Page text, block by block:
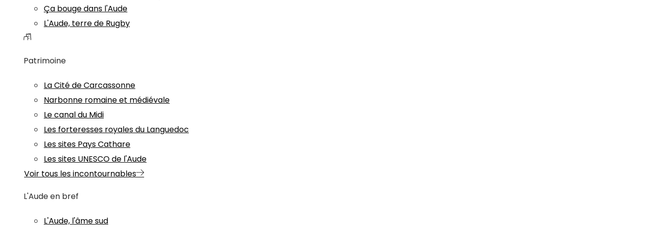
Ça bouge dans l'Aude
L'Aude, terre de Rugby
Patrimoine
La Cité de Carcassonne
Narbonne romaine et médiévale
Le canal du Midi
Les forteresses royales du Languedoc
Les sites Pays Cathare
Les sites UNESCO de l'Aude
Voir tous les incontournables
L'Aude en bref
L'Aude, l'âme sud